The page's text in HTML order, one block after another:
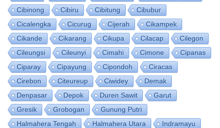
Cibinong
Cibiru Cibitung
Cibubur
Cicalengka
Cicurug Cijerah
Cikampek
Cikande
Cikarang Cikupa Cilacap
Cilegon
Cileungsi
Cileunyi Cimahi Cimone
Cipanas
Ciparay
Cipayung Cipondoh
Ciracas
Cirebon
Citeureup Ciwidey
Demak
Denpasar
Depok Duren Sawit
Garut
Gresik
Grobogan
Gunung Putri
Halmahera Tengah
Halmahera Utara
Indramayu